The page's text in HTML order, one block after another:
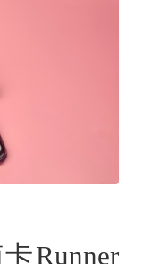
Runner